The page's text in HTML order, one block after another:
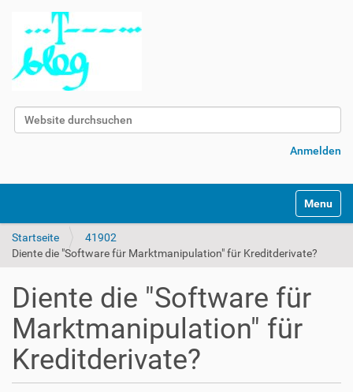
Website durchsuchen
Anmelden
Startseite
41902
Diente die "Software für Marktmanipulation" für Kreditderivate?
Diente die "Software für
Marktmanipulation" für
Kreditderivate?